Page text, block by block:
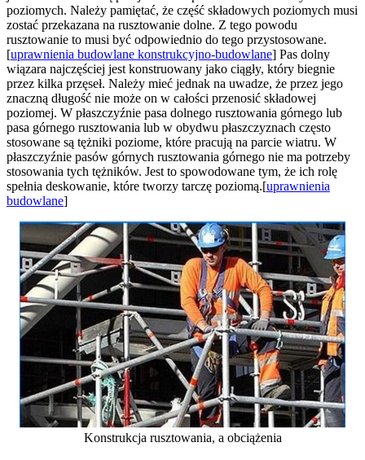
poziomych. Należy pamiętać, że część składowych poziomych musi
zostać przekazana na rusztowanie dolne. Z tego powodu
rusztowanie to musi być odpowiednio do tego przystosowane.
[uprawnienia budowlane konstrukcyjno-budowlane] Pas dolny
wiązara najczęściej jest konstruowany jako ciągły, który biegnie
przez kilka przęseł. Należy mieć jednak na uwadze, że przez jego
znaczną długość nie może on w całości przenosić składowej
poziomej. W płaszczyźnie pasa dolnego rusztowania górnego lub
pasa górnego rusztowania lub w obydwu płaszczyznach często
stosowane są tężniki poziome, które pracują na parcie wiatru. W
płaszczyźnie pasów górnych rusztowania górnego nie ma potrzeby
stosowania tych tężników. Jest to spowodowane tym, że ich rolę
spełnia deskowanie, które tworzy tarczę poziomą.[uprawnienia
budowlane]
Konstrukcja rusztowania, a obciążenia